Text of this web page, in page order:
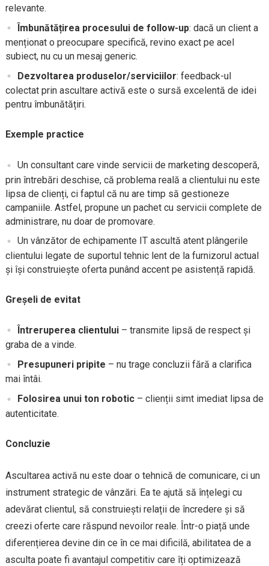
relevante.
Îmbunătățirea procesului de follow-up: dacă un client a
menționat o preocupare specifică, revino exact pe acel
subiect, nu cu un mesaj generic.
Dezvoltarea produselor/serviciilor: feedback-ul
colectat prin ascultare activă este o sursă excelentă de idei
pentru îmbunătățiri.
Exemple practice
Un consultant care vinde servicii de marketing descoperă,
prin întrebări deschise, că problema reală a clientului nu este
lipsa de clienți, ci faptul că nu are timp să gestioneze
campaniile. Astfel, propune un pachet cu servicii complete de
administrare, nu doar de promovare.
Un vânzător de echipamente IT ascultă atent plângerile
clientului legate de suportul tehnic lent de la furnizorul actual
și își construiește oferta punând accent pe asistență rapidă.
Greșeli de evitat
Întreruperea clientului– transmite lipsă de respect și
graba de a vinde.
Presupuneri pripite – nu trage concluzii fără a clarifica
mai întâi.
Folosirea unui ton robotic– clienții simt imediat lipsa de
autenticitate.
Concluzie
Ascultarea activă nu este doar o tehnică de comunicare, ci un
instrument strategic de vânzări. Ea te ajută să înțelegi cu
adevărat clientul, să construiești relații de încredere și să
creezi oferte care răspund nevoilor reale. Într-o piață unde
diferențierea devine din ce în ce mai dificilă, abilitatea de a
asculta poate fi avantajul competitiv care îți optimizează